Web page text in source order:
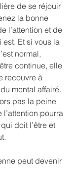
de se réjouir
la bonne
l’attention et de
est. Et si vous la
normal,
continue, elle
recouvre à
mental affairé.
pas la peine
l’attention pourra
doit l’être et
peut devenir